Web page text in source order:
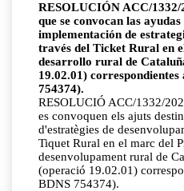
RESOLUCIÓN ACC/
que se convocan las
implementación de
través del Ticket Rural en
desarrollo rural de
19.02.01)
754374).
RESOLUCIÓ ACC/1332/
es convoquen els ajuts
d'estratègies de
Tiquet Rural en el marc del
desenvolupament rural de
(operació 19.02.01)
BDNS 754374).